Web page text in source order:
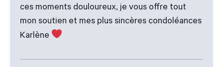
ces moments douloureux, je vous offre tout
mon soutien et mes plus sincères condoléances
Karlène